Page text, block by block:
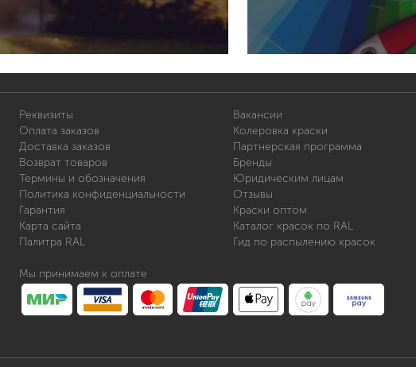
для мытья посуды
для стирки и ухода за тканями
для ковров и текстильных изделий
древесины
реагент
Реквизиты
Оплата заказов
Доставка заказов
Возврат товаров
Термины и обозначения
Политика конфиденциальности
Гарантия
Карта сайта
Палитра RAL
Вакансии
Колеровка краски
Партнерская программа
Бренды
Юридическим лицам
Отзывы
Краски оптом
Каталог красок по RAL
Гид по распылению красок
Мы принимаем к оплате